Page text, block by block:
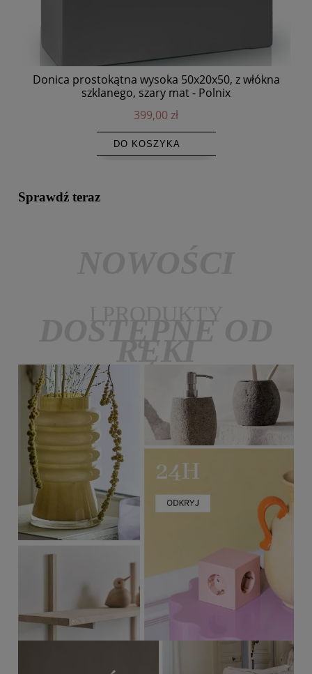
Donica prostokątna wysoka 50x20x50, z włókna
szklanego, szary mat - Polnix
399,00 zł
DO KOSZYKA
Sprawdź teraz